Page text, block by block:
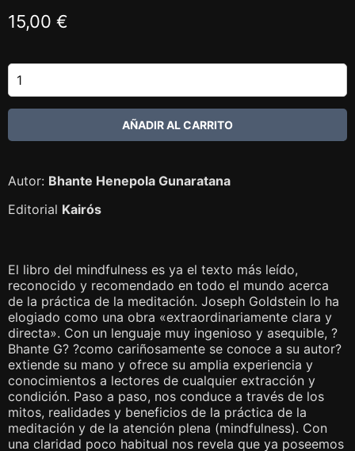
15,00 €
Autor: Bhante Henepola Gunaratana
Editorial Kairós
El libro del mindfulness es ya el texto más leído,
reconocido y recomendado en todo el mundo acerca
de la práctica de la meditación. Joseph Goldstein lo ha
elogiado como una obra «extraordinariamente clara y
directa». Con un lenguaje muy ingenioso y asequible, ?
Bhante G? ?como cariñosamente se conoce a su autor?
extiende su mano y ofrece su amplia experiencia y
conocimientos a lectores de cualquier extracción y
condición. Paso a paso, nos conduce a través de los
mitos, realidades y beneficios de la práctica de la
meditación y de la atención plena (mindfulness). Con
una claridad poco habitual nos revela que ya poseemos